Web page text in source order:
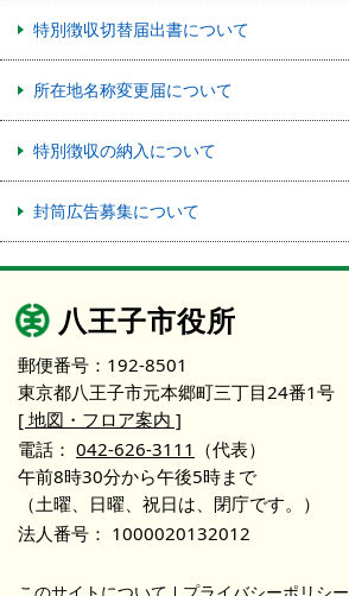
特別徴収切替届出書について
所在地名称変更届について
特別徴収の納入について
封筒広告募集について
八王子市役所
郵便番号：192-8501
東京都八王子市元本郷町三丁目24番1号
[ 地図・フロア案内 ]
電話： 042-626-3111 （代表）
午前8時30分から午後5時まで
（土曜、日曜、祝日は、閉庁です。）
法人番号： 1000020132012